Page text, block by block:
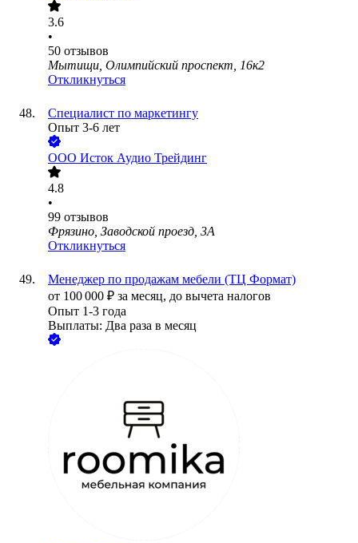
3.6
•
50 отзывов
Мытищи, Олимпийский проспект, 16к2
Откликнуться
Специалист по маркетингу
Опыт 3-6 лет
ООО Исток Аудио Трейдинг
4.8
•
99 отзывов
Фрязино, Заводской проезд, 3А
Откликнуться
Менеджер по продажам мебели (ТЦ Формат)
от 100 000 ₽ за месяц, до вычета налогов
Опыт 1-3 года
Выплаты: Два раза в месяц